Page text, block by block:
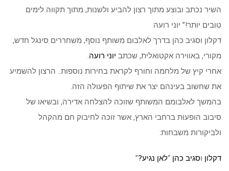
השיר נכתב ובוצע מתוך רצון להביע ולשנות, מתוך תקווה לימים
טובים יותר!” יוני רועה
דקלון וסגיב כהן בדרך לאלבום משותף נוסף, משחררים סינגל חדש,
מקורי, באווירה אקטואלית, שכתב יוני רועה.
אחרי קיץ של מלחמה וחורף לקראת בחירות נוספות.. הרצון להשמיע
את שחשוב בעינהם יצר את שיתוף הפעולה הזה.
בהמשך לאלבומם המשותף שזוכה להצלחה אדירה, ובשיאו של
סיבוב הופעות ברחבי הארץ, אשר זוכה לחיבוק חם מהקהל
ולביקורות משבחות:
דקלון וסגיב כהן “לאן נגיע?”